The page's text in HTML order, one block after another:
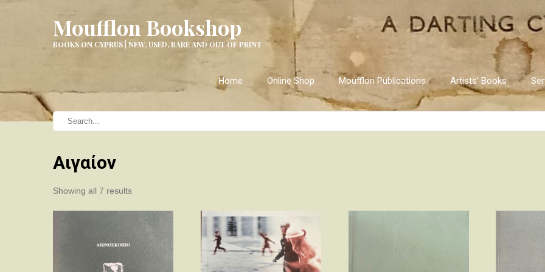
Moufflon Bookshop
BOOKS ON CYPRUS | NEW, USED, RARE AND OUT OF PRINT
Home Online Shop Moufflon Publications Artists’ Books
Αιγαίον
Showing all 7 resultsSorted
latest